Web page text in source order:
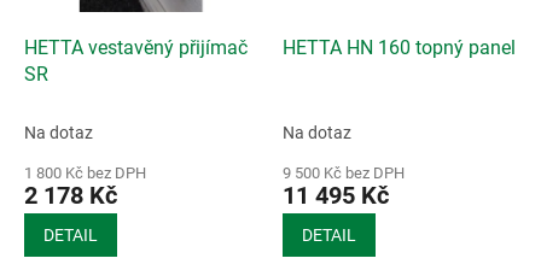
HETTA vestavěný přijímač
SR
Na dotaz
1 800 Kč bez DPH
2 178 Kč
DETAIL
HETTA HN 160 topný panel
Na dotaz
9 500 Kč bez DPH
11 495 Kč
DETAIL